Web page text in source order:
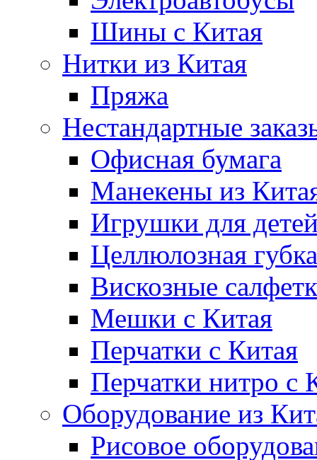
Шины с Китая
Нитки из Китая
Пряжа
Нестандартные
Офисная бумага
Манекены из
Игрушки для
Целлюлозная губка
Вискозные
Мешки с Китая
Перчатки с Китая
Перчатки нитро с
Оборудование из
Рисовое